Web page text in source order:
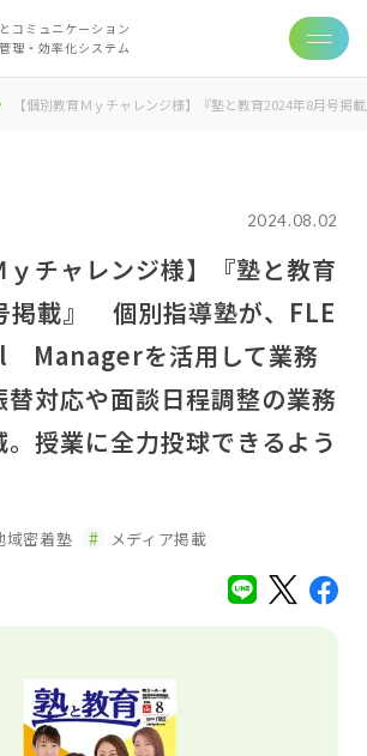
コミュニケーション
理・効率化システム
【個別教育Ｍｙチャレンジ様】『塾と教育2024年8月
2024.08.02
ｙチャレンジ様】『塾と教育
掲載』 個別指導塾が、FLE
を活用して業務
対応や面談日程調整の業務
。授業に全力投球できるよう
域密着塾 メディア掲載